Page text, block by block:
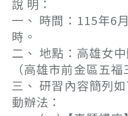
說 明：
一、 時間：115年6
時。
二、 地點：高雄女
（高雄市前金區五
三、 研習內容簡列
動辦法：